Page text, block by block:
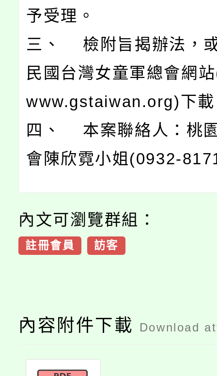
予受理。
三、 檢附旨揭辦法，
民國台灣女童軍總會網
www.gstaiwan.org)下
四、 本案聯絡人：桃
會陳欣霓小姐(0932-
內文可瀏覽群組：
註冊會員 訪客
內容附件下載 Download